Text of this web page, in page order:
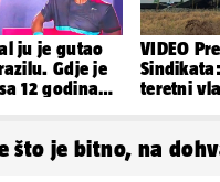
ju je gutao
Gdje je
12 godina
VIDEO
teretni
što je bitno, na